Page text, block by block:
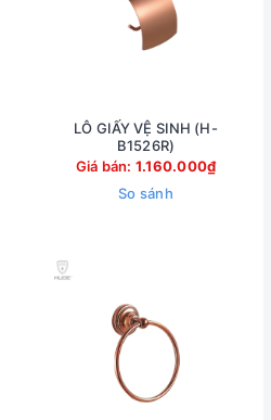
LÔ GIẤY VỆ SINH (H-
B1526R)
Giá bán: 1.160.000₫
So sánh